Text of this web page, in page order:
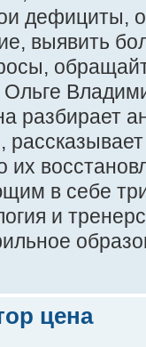
дефициты,
выявить
Ольге
разбирает
их
в себе
и
цена